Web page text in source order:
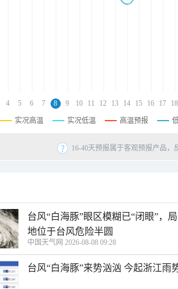
4 5 6 7 8 9 10 11 12 13 14 15 16 17 18
实况高温 实况低温 高温预报
16-40天预报属于客观预报产品
台风“白海豚”眼区模糊已“闭眼”，
地位于台风危险半圆
中国天气网 2026-08-08 09:28
台风“白海豚”来势汹汹 今起浙江雨